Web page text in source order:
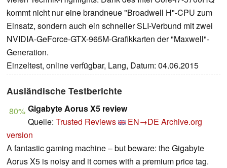
kommt nicht nur eine brandneue "Broadwell H"-CPU zum
Einsatz, sondern auch ein schneller SLI-Verbund mit zwei
NVIDIA-GeForce-GTX-965M-Grafikkarten der "Maxwell"-
Generation.
Einzeltest, online verfügbar, Lang, Datum: 04.06.2015
Ausländische Testberichte
80% Gigabyte Aorus X5 review
Quelle: Trusted Reviews EN→DE Archive.org
version
A fantastic gaming machine – but beware: the Gigabyte
Aorus X5 is noisy and it comes with a premium price tag.